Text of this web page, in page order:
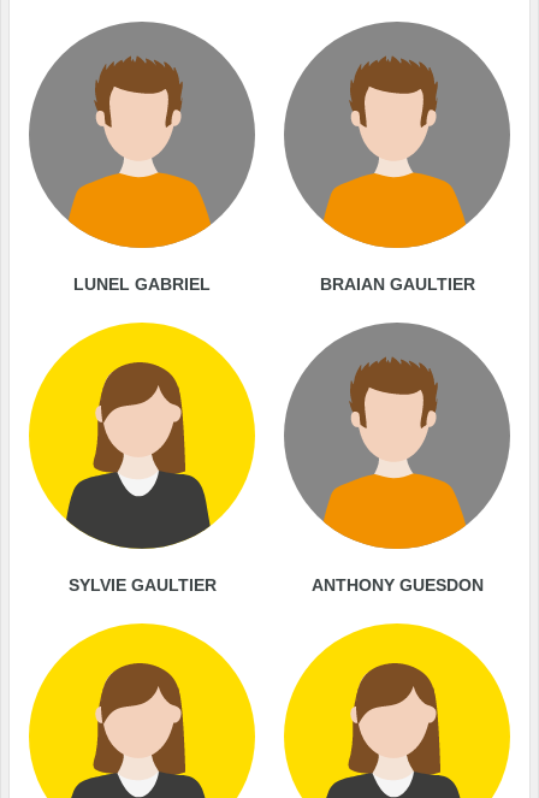
LUNEL GABRIEL BRAIAN GAULTIER
SYLVIE GAULTIER ANTHONY GUESDON